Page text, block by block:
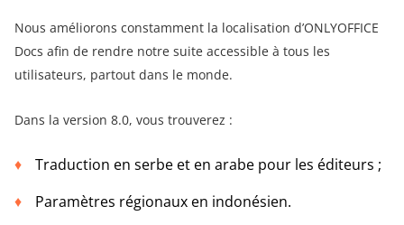
Nous améliorons constamment la localisation d’ONLYOFFICE
Docs afin de rendre notre suite accessible à tous les
utilisateurs, partout dans le monde.
Dans la version 8.0, vous trouverez :
Traduction en serbe et en arabe pour les éditeurs ;
Paramètres régionaux en indonésien.